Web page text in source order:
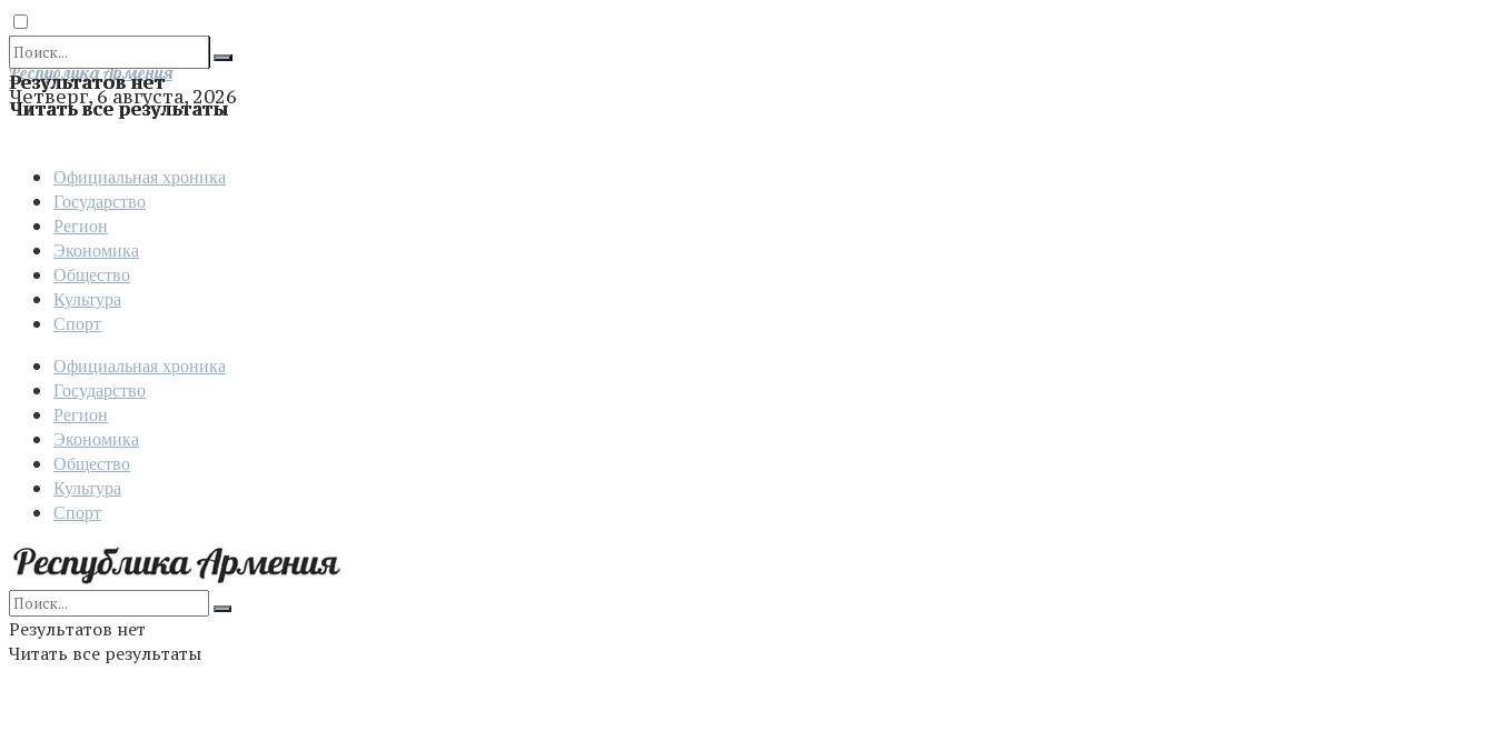
Результатов нет
Читать все результаты
Отправить
Республика Армения
Четверг, 6 августа, 2026
Официальная хроника
Государство
Регион
Экономика
Общество
Культура
Спорт
Официальная хроника
Государство
Регион
Экономика
Общество
Культура
Спорт
Результатов нет
Читать все результаты